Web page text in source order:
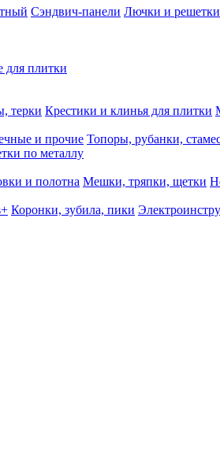
Сэндвич-панели Лючки и решетки
плитки
терки Крестики и клинья для плитки
и прочие Топоры, рубанки,
по металлу
и полотна Мешки, тряпки, щетки
Коронки, зубила, пики